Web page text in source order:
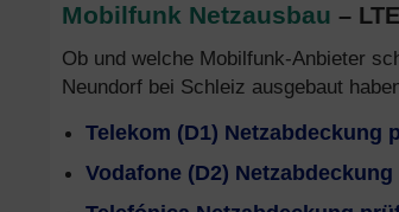
Mobilfunk Netzausbau –
Ob und welche Mobilfunk-Anbieter
Neundorf bei Schleiz ausgebaut
Telekom (D1) Netzabdeckung
Vodafone (D2)